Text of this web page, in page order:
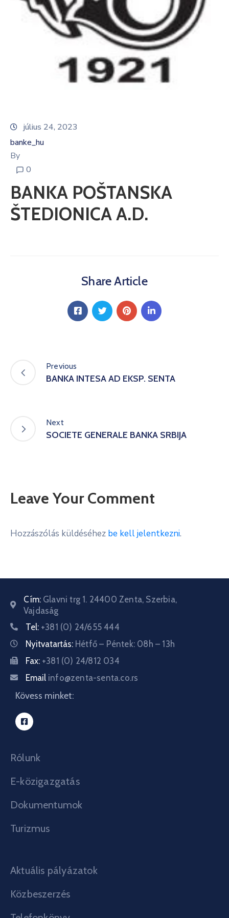
Informátor
július 24, 2023
banke_hu
By
0
BANKA POŠTANSKA
ŠTEDIONICA A.D.
Share Article
Previous
BANKA INTESA AD EKSP. SENTA
Next
SOCIETE GENERALE BANKA SRBIJA
Leave Your Comment
Hozzászólás küldéséhez be kell jelentkezni.
Cím: Glavni trg 1. 24400 Zenta, Szerbia,
Vajdaság
Tel: +381 (0) 24/655 444
Nyitvatartás: Hétfő – Péntek: 08h – 13h
Fax: +381 (0) 24/812 034
Email info@zenta-senta.co.rs
Kövess minket:
Rólunk
E-közigazgatás
Dokumentumok
Turizmus
Aktuális pályázatok
Közbeszerzés